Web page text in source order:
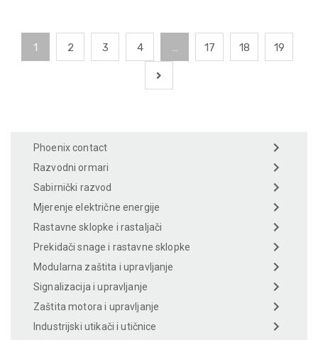
1 2 3 4 … 17 18 19
Phoenix contact
Razvodni ormari
Sabirnički razvod
Mjerenje električne energije
Rastavne sklopke i rastaljači
Prekidači snage i rastavne sklopke
Modularna zaštita i upravljanje
Signalizacija i upravljanje
Zaštita motora i upravljanje
Industrijski utikači i utičnice